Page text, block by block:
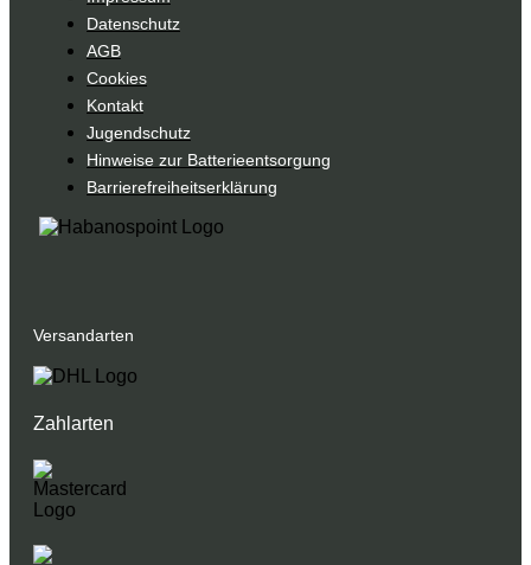
Datenschutz
AGB
Cookies
Kontakt
Jugendschutz
Hinweise zur Batterieentsorgung
Barrierefreiheitserklärung
Versandarten
Zahlarten